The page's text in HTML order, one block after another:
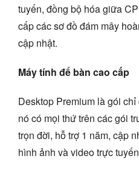
tuyến, đồng bộ hóa giữa
cấp các sơ đồ đám mây
cập nhật.
Máy tính để bàn cao cấp
Desktop Premium là gói
nó có mọi thứ trên các gói
trọn đời, hỗ trợ 1 năm, cập
hình ảnh và video trực